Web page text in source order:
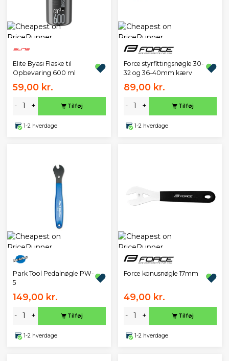
Elite Byasi Flaske til
Opbevaring 600 ml
59,00 kr.
- + Tilføj
1-2 hverdage
Force styrfittingsnøgle 30-
32 og 36-40mm kærv
89,00 kr.
- + Tilføj
1-2 hverdage
Park Tool Pedalnøgle PW-
5
149,00 kr.
- + Tilføj
1-2 hverdage
Force konusnøgle 17mm
49,00 kr.
- + Tilføj
1-2 hverdage